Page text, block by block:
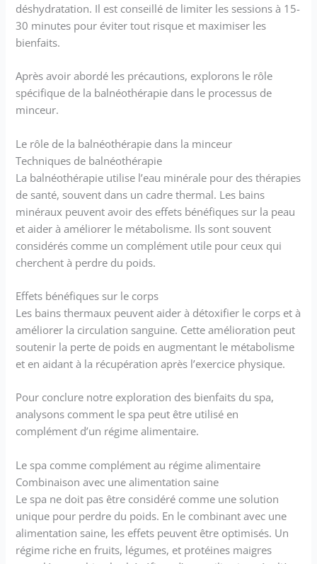
déshydratation. Il est conseillé de limiter les sessions à 15-
30 minutes pour éviter tout risque et maximiser les
bienfaits.
Après avoir abordé les précautions, explorons le rôle
spécifique de la balnéothérapie dans le processus de
minceur.
Le rôle de la balnéothérapie dans la minceur
Techniques de balnéothérapie
La balnéothérapie utilise l’eau minérale pour des thérapies
de santé, souvent dans un cadre thermal. Les bains
minéraux peuvent avoir des effets bénéfiques sur la peau
et aider à améliorer le métabolisme. Ils sont souvent
considérés comme un complément utile pour ceux qui
cherchent à perdre du poids.
Effets bénéfiques sur le corps
Les bains thermaux peuvent aider à détoxifier le corps et à
améliorer la circulation sanguine. Cette amélioration peut
soutenir la perte de poids en augmentant le métabolisme
et en aidant à la récupération après l’exercice physique.
Pour conclure notre exploration des bienfaits du spa,
analysons comment le spa peut être utilisé en
complément d’un régime alimentaire.
Le spa comme complément au régime alimentaire
Combinaison avec une alimentation saine
Le spa ne doit pas être considéré comme une solution
unique pour perdre du poids. En le combinant avec une
alimentation saine, les effets peuvent être optimisés. Un
régime riche en fruits, légumes, et protéines maigres